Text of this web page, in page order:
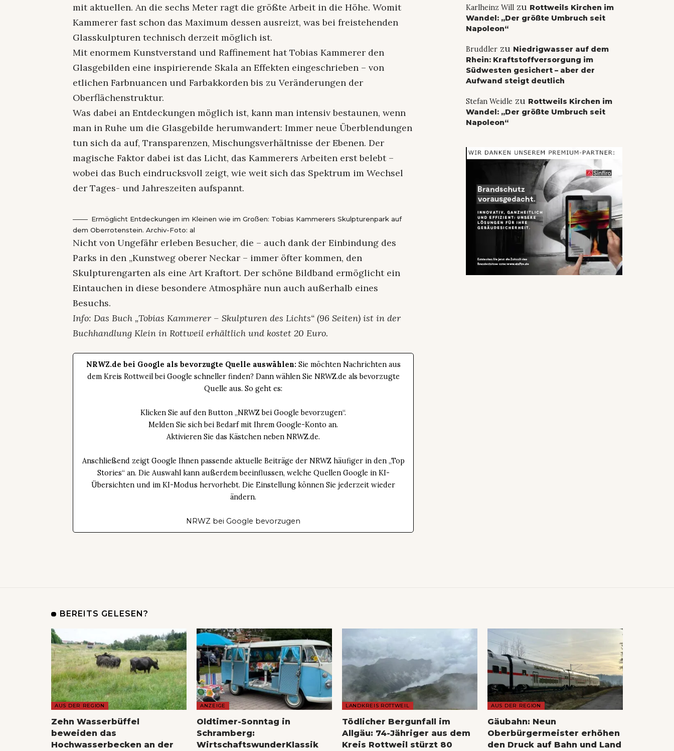
mit aktuellen. An die sechs Meter ragt die größte Arbeit in die Höhe. Womit
Kammerer fast schon das Maximum dessen ausreizt, was bei freistehenden
Glasskulpturen technisch derzeit möglich ist.
Mit enormem Kunstverstand und Raffinement hat Tobias Kammerer den
Glasgebilden eine inspirierende Skala an Effekten eingeschrieben – von
etlichen Farbnuancen und Farbakkorden bis zu Veränderungen der
Oberflächenstruktur.
Was dabei an Entdeckungen möglich ist, kann man intensiv bestaunen, wenn
man in Ruhe um die Glasgebilde herumwandert: Immer neue Überblendungen
tun sich da auf, Transparenzen, Mischungsverhältnisse der Ebenen. Der
magische Faktor dabei ist das Licht, das Kammerers Arbeiten erst belebt –
wobei das Buch eindrucksvoll zeigt, wie weit sich das Spektrum im Wechsel
der Tages- und Jahreszeiten aufspannt.
Ermöglicht Entdeckungen im Kleinen wie im Großen: Tobias Kammerers Skulpturenpark auf
dem Oberrotenstein. Archiv-Foto: al
Nicht von Ungefähr erleben Besucher, die – auch dank der Einbindung des
Parks in den „Kunstweg oberer Neckar – immer öfter kommen, den
Skulpturengarten als eine Art Kraftort. Der schöne Bildband ermöglicht ein
Eintauchen in diese besondere Atmosphäre nun auch außerhalb eines
Besuchs.
Info: Das Buch „Tobias Kammerer – Skulpturen des Lichts“ (96 Seiten) ist in der
Buchhandlung Klein in Rottweil erhältlich und kostet 20 Euro.
NRWZ.de bei Google als bevorzugte Quelle auswählen: Sie möchten Nachrichten aus
dem Kreis Rottweil bei Google schneller finden? Dann wählen Sie NRWZ.de als bevorzugte
Quelle aus. So geht es:
Klicken Sie auf den Button „NRWZ bei Google bevorzugen“.
Melden Sie sich bei Bedarf mit Ihrem Google-Konto an.
Aktivieren Sie das Kästchen neben NRWZ.de.
Anschließend zeigt Google Ihnen passende aktuelle Beiträge der NRWZ häufiger in den „Top
Stories“ an. Die Auswahl kann außerdem beeinflussen, welche Quellen Google in KI-
Übersichten und im KI-Modus hervorhebt. Die Einstellung können Sie jederzeit wieder
ändern.
NRWZ bei Google bevorzugen
Karlheinz Willzu Rottweils Kirchen im
Wandel: „Der größte Umbruch seit
Napoleon“
Bruddlerzu Niedrigwasser auf dem
Rhein: Kraftstoffversorgung im
Südwesten gesichert – aber der
Aufwand steigt deutlich
Stefan Weidle zu Rottweils Kirchen im
Wandel: „Der größte Umbruch seit
Napoleon“
BEREITS GELESEN?
AUS DER REGION
Zehn Wasserbüffel
beweiden das
Hochwasserbecken an der
ANZEIGE
Oldtimer-Sonntag in
Schramberg:
WirtschaftswunderKlassik
LANDKREIS ROTTWEIL
Tödlicher Bergunfall im
Allgäu: 74-Jähriger aus dem
Kreis Rottweil stürzt 80
AUS DER REGION
Gäubahn: Neun
Oberbürgermeister erhöhen
den Druck auf Bahn und Land